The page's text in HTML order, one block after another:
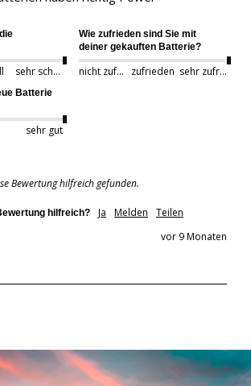
sehr schnell
Wie zufrieden sind Sie mit
deiner gekauften Batterie?
nicht zufrieden zufrieden sehr zufrieden
Batterie
sehr gut
Bewertung hilfreich gefunden.
hilfreich? Ja Melden
Teilen
vor 9 Monaten